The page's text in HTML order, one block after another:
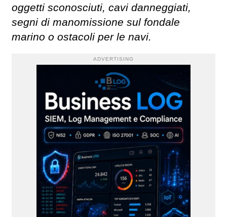
oggetti sconosciuti, cavi danneggiati,
segni di manomissione sul fondale
marino o ostacoli per le navi.
ADVERTISING